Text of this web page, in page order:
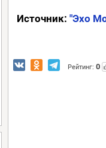
Источник: "Эхо
Рейтинг: 0